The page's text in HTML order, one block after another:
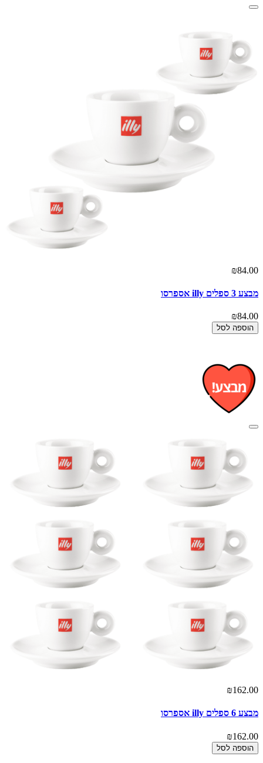
₪84.00
מבצע 3 ספלים illy אספרסו
₪84.00
הוספה לסל
₪162.00
מבצע 6 ספלים illy אספרסו
₪162.00
הוספה לסל